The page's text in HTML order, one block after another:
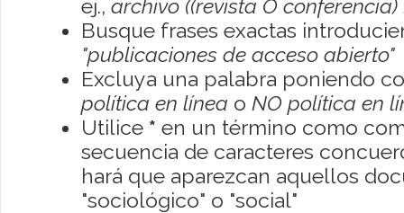
ej., archivo ((revista O conferencia)
Busque frases exactas
"publicaciones de acceso abierto"
Excluya una palabra poniendo
política en línea o NO política en
Utilice * en un término como
secuencia de caracteres
hará que aparezcan aquellos
"sociológico" o "social"